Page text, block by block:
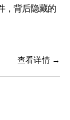
，背后隐藏的
查看详情 →